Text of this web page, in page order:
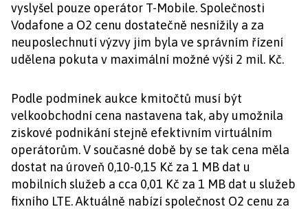
vyslyšel pouze operátor T-Mobile. Společnosti
Vodafone a O2 cenu dostatečně nesnížily a za
neuposlechnutí výzvy jim byla ve správním řízení
udělena pokuta v maximální možné výši 2 mil. Kč.
Podle podmínek aukce kmitočtů musí být
velkoobchodní cena nastavena tak, aby umožnila
ziskové podnikání stejně efektivním virtuálním
operátorům. V současné době by se tak cena měla
dostat na úroveň 0,10-0,15 Kč za 1 MB dat u
mobilních služeb a cca 0,01 Kč za 1 MB dat u služeb
fixního LTE. Aktuálně nabízí společnost O2 cenu za